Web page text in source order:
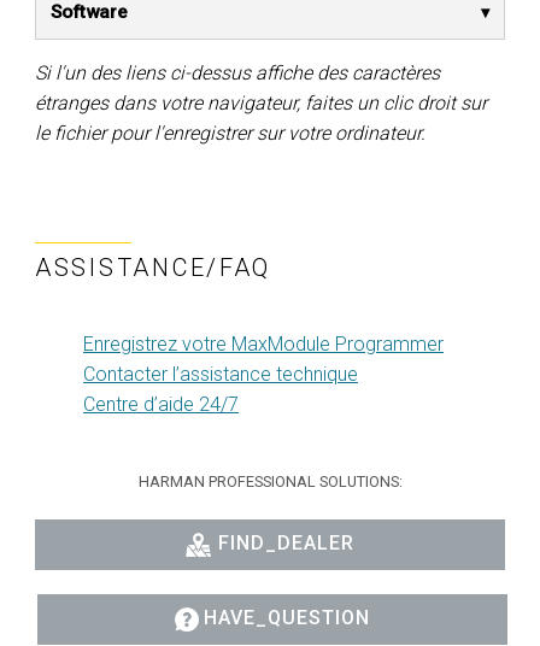
Software
Si l'un des liens ci-dessus affiche des caractères
étranges dans votre navigateur, faites un clic droit sur
le fichier pour l'enregistrer sur votre ordinateur.
ASSISTANCE/FAQ
Enregistrez votre MaxModule Programmer
Contacter l’assistance technique
Centre d’aide 24/7
HARMAN PROFESSIONAL SOLUTIONS:
FIND_DEALER
HAVE_QUESTION